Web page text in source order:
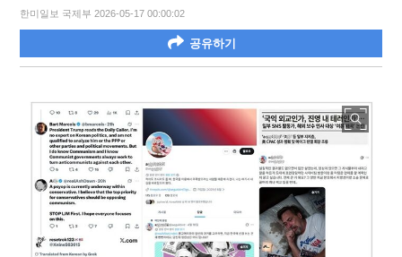
한미일보 국제부 2026-05-17 00:00:02
공유하기